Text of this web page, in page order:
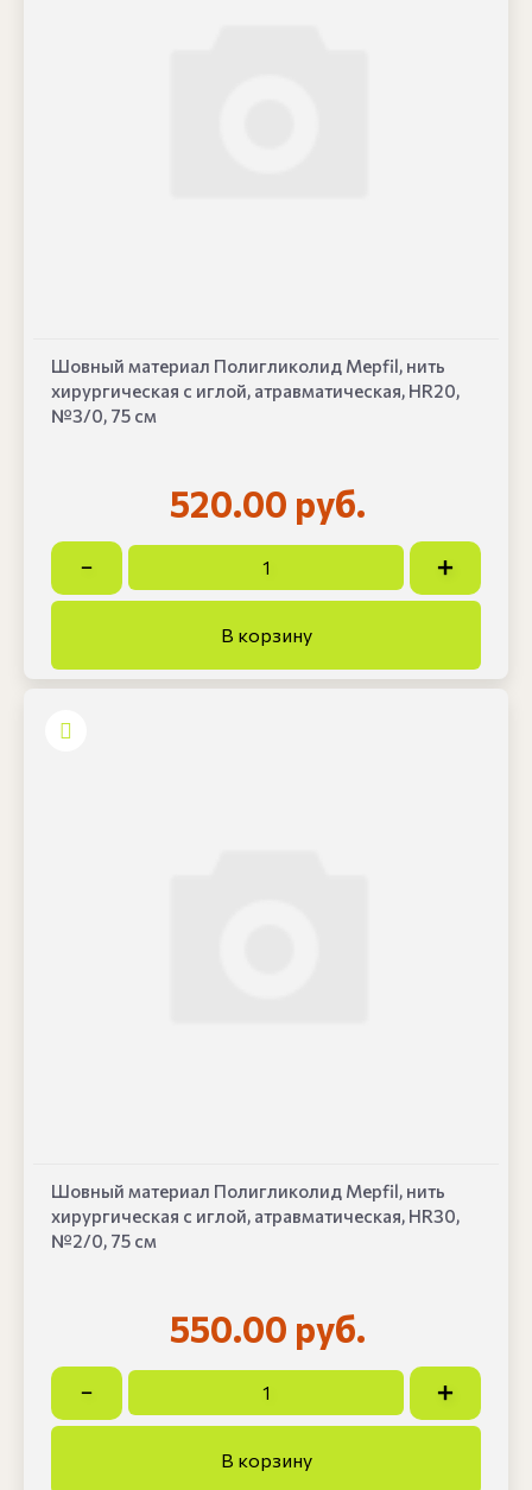
Шовный материал Полигликолид Mepfil, нить
хирургическая с иглой, атравматическая, HR20,
№3/0, 75 см
520.00 руб.
Шовный материал Полигликолид Mepfil, нить
хирургическая с иглой, атравматическая, HR30,
№2/0, 75 см
550.00 руб.